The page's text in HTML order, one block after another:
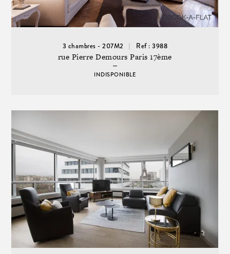
3 chambres - 207M2 Ref : 3988
rue Pierre Demours Paris 17ème
INDISPONIBLE